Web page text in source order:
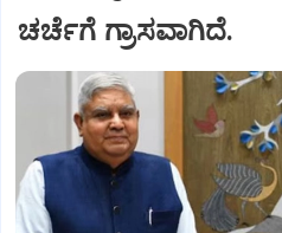
ಚರ್ಚೆಗೆ ಗ್ರಾಸವಾಗಿದೆ.